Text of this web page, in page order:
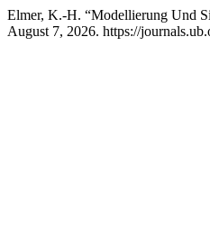
Elmer, K.-H. “Modellierung Und
August 7, 2026. https://